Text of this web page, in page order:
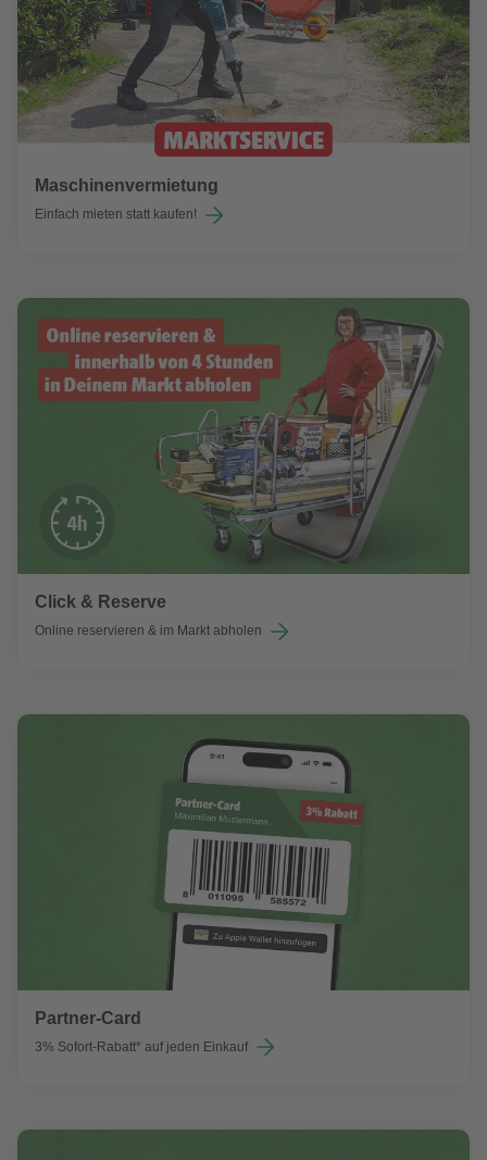
Maschinenvermietung
Einfach mieten statt kaufen!
Click & Reserve
Online reservieren & im Markt abholen
Partner-Card
3% Sofort-Rabatt* auf jeden Einkauf